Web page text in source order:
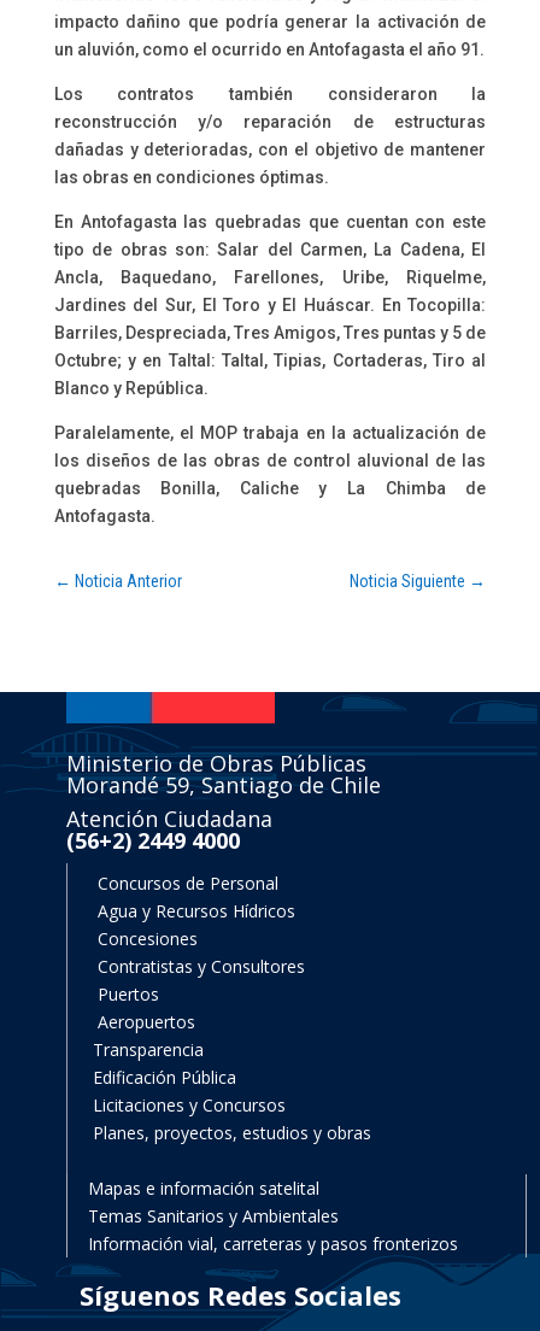
impacto dañino que podría generar la activación de
un aluvión, como el ocurrido en Antofagasta el año 91.
Los contratos también consideraron la
reconstrucción y/o reparación de estructuras
dañadas y deterioradas, con el objetivo de mantener
las obras en condiciones óptimas.
En Antofagasta las quebradas que cuentan con este
tipo de obras son: Salar del Carmen, La Cadena, El
Ancla, Baquedano, Farellones, Uribe, Riquelme,
Jardines del Sur, El Toro y El Huáscar. En Tocopilla:
Barriles, Despreciada, Tres Amigos, Tres puntas y 5 de
Octubre; y en Taltal: Taltal, Tipias, Cortaderas, Tiro al
Blanco y República.
Paralelamente, el MOP trabaja en la actualización de
los diseños de las obras de control aluvional de las
quebradas Bonilla, Caliche y La Chimba de
Antofagasta.
← Noticia Anterior Noticia Siguiente →
Ministerio de Obras Públicas
Morandé 59, Santiago de Chile
Atención Ciudadana
(56+2) 2449 4000
Concursos de Personal
Agua y Recursos Hídricos
Concesiones
Contratistas y Consultores
Puertos
Aeropuertos
Transparencia
Edificación Pública
Licitaciones y Concursos
Planes, proyectos, estudios y obras
Mapas e información satelital
Temas Sanitarios y Ambientales
Información vial, carreteras y pasos fronterizos
Síguenos Redes Sociales